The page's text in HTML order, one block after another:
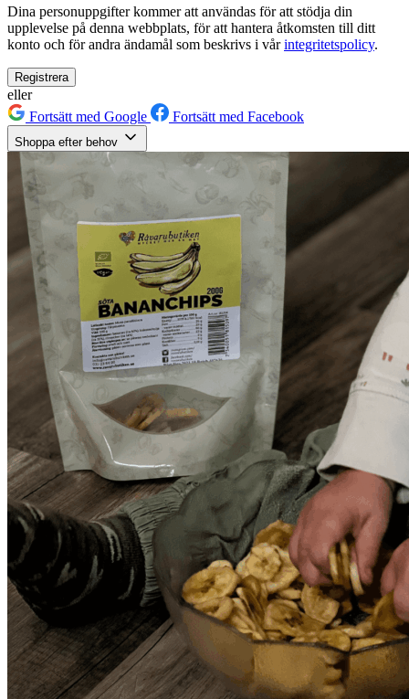
Dina personuppgifter kommer att användas för att stödja din
upplevelse på denna webbplats, för att hantera åtkomsten till ditt
konto och för andra ändamål som beskrivs i vårintegritetspolicy.
Registrera
eller
Fortsätt med Google
Fortsätt med Facebook
Shoppa efter behov